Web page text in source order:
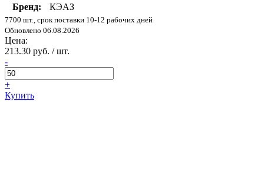
Бренд:
КЭАЗ
7700 шт., срок поставки 10-12 рабочих дней
Обновлено 06.08.2026
Цена:
213.30 руб. / шт.
-
+
Купить